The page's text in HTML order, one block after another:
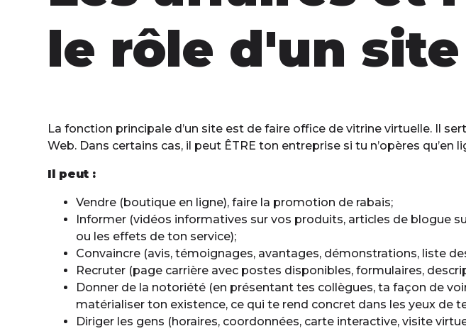
le rôle d'un
La fonction principale d’un site est de faire office de vitrine virtuelle. Il
Web. Dans certains cas, il peut ÊTRE ton entreprise si tu n’opères qu’en
Il peut :
Vendre (boutique en ligne), faire la promotion de rabais;
Informer (vidéos informatives sur vos produits, articles de blogue
ou les effets de ton service);
Convaincre (avis, témoignages, avantages, démonstrations, liste
Recruter (page carrière avec postes disponibles, formulaires,
Donner de la notoriété (en présentant tes collègues, ta façon de
matérialiser ton existence, ce qui te rend concret dans les yeux de
Diriger les gens (horaires, coordonnées, carte interactive, visite